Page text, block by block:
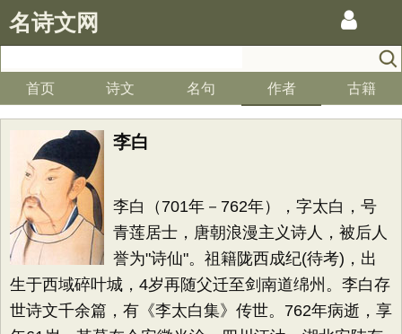
名诗文网
首页 诗文 名句 作者 古籍
李白
李白（701年－762年），字太白，号
青莲居士，唐朝浪漫主义诗人，被后人
誉为"诗仙"。祖籍陇西成纪(待考)，出
生于西域碎叶城，4岁再随父迁至剑南道绵州。李白存
世诗文千余篇，有《李太白集》传世。762年病逝，享